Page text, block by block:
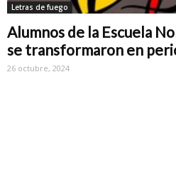
Letras de fuego
Alumnos de la Escuela
se transformaron en
26 octubre, 2024